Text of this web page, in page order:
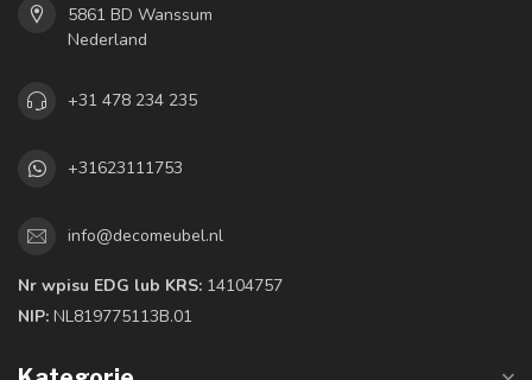
5861 BD Wanssum
Nederland
+31 478 234 235
+31623111753
info@decomeubel.nl
Nr wpisu EDG lub KRS: 14104757
NIP: NL819775113B.01